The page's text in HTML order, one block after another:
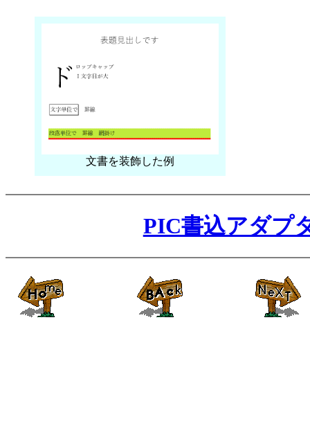
文書を装飾した例
PIC書込アダプ